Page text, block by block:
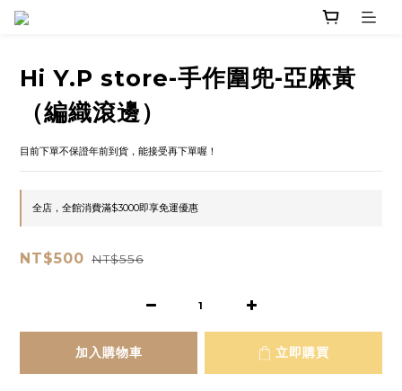
Hi Y.P store-手作圍兜-亞麻黃
（編織滾邊）
目前下單不保證年前到貨，能接受再下單喔！
全店，全館消費滿$3000即享免運優惠
NT$500 NT$556
加入購物車 立即購買